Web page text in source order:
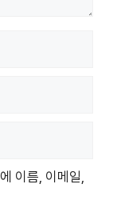
이름, 이메일,